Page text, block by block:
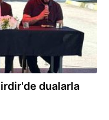
dualarla